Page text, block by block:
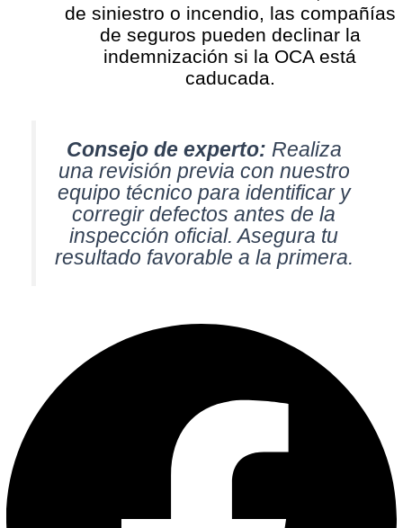
de siniestro o incendio, las compañías
de seguros pueden declinar la
indemnización si la OCA está
caducada.
Consejo de experto: Realiza
una revisión previa con nuestro
equipo técnico para identificar y
corregir defectos antes de la
inspección oficial. Asegura tu
resultado favorable a la primera.